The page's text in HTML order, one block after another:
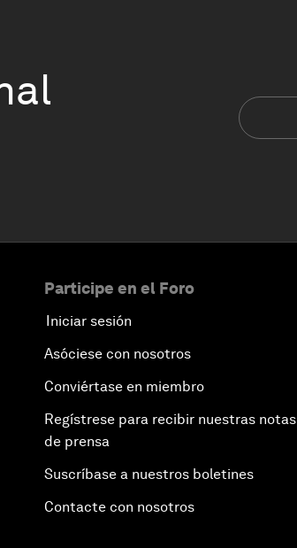
Participe en el Foro
Iniciar sesión
Asóciese con nosotros
Conviértase en miembro
Regístrese para recibir nuestras notas
de prensa
Suscríbase a nuestros boletines
Contacte con nosotros